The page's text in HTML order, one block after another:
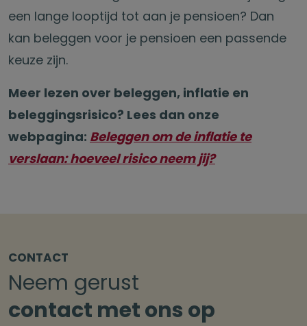
een lange looptijd tot aan je pensioen? Dan
kan beleggen voor je pensioen een passende
keuze zijn.
Meer lezen over beleggen, inflatie en
beleggingsrisico? Lees dan onze
webpagina: Beleggen om de inflatie te
verslaan: hoeveel risico neem jij?
CONTACT
Neem gerust
contact met ons op